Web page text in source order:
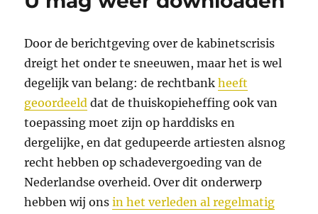
Door de berichtgeving over de kabinetscrisis
dreigt het onder te sneeuwen, maar het is wel
degelijk van belang: de rechtbankheeft
geoordeeld dat de thuiskopieheffing ook van
toepassing moet zijn op harddisks en
dergelijke, en dat gedupeerde artiesten alsnog
recht hebben op schadevergoeding van de
Nederlandse overheid. Over dit onderwerp
hebben wij onsin het verleden al regelmatig